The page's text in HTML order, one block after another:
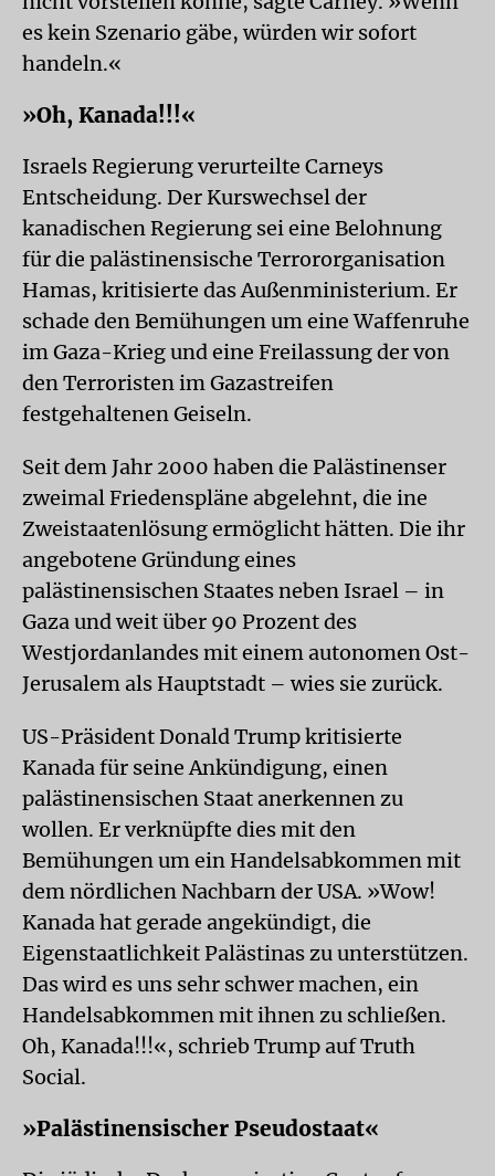
es kein Szenario gäbe, würden wir sofort
handeln.«
»Oh, Kanada!!!«
Israels Regierung verurteilte Carneys
Entscheidung. Der Kurswechsel der
kanadischen Regierung sei eine Belohnung
für die palästinensische Terrororganisation
Hamas, kritisierte das Außenministerium. Er
schade den Bemühungen um eine Waffenruhe
im Gaza-Krieg und eine Freilassung der von
den Terroristen im Gazastreifen
festgehaltenen Geiseln.
Seit dem Jahr 2000 haben die Palästinenser
zweimal Friedenspläne abgelehnt, die ine
Zweistaatenlösung ermöglicht hätten. Die ihr
angebotene Gründung eines
palästinensischen Staates neben Israel – in
Gaza und weit über 90 Prozent des
Westjordanlandes mit einem autonomen Ost-
Jerusalem als Hauptstadt – wies sie zurück.
US-Präsident Donald Trump kritisierte
Kanada für seine Ankündigung, einen
palästinensischen Staat anerkennen zu
wollen. Er verknüpfte dies mit den
Bemühungen um ein Handelsabkommen mit
dem nördlichen Nachbarn der USA. »Wow!
Kanada hat gerade angekündigt, die
Eigenstaatlichkeit Palästinas zu unterstützen.
Das wird es uns sehr schwer machen, ein
Handelsabkommen mit ihnen zu schließen.
Oh, Kanada!!!«, schrieb Trump auf Truth
Social.
»Palästinensischer Pseudostaat«